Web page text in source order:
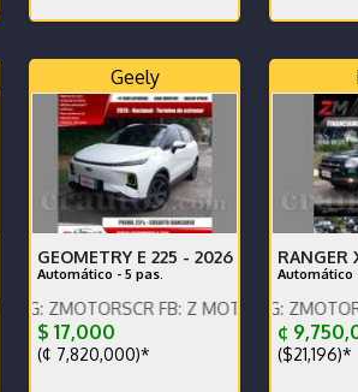
x WhatsApp.
Geely
GEOMETRY E 225 - 2026
Automático - 5 pas.
FB: Z MOTORS. Contáctenos x
$ 17,000
(¢ 7,820,000)*
RANGER
Automático
ENGLISH SPOKEN, IG: ZMOTORSCR FB:
¢
($21,196)*
ENGLISH